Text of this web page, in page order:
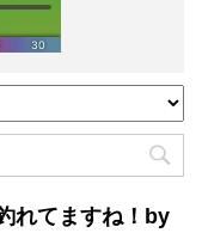
れてますね！by